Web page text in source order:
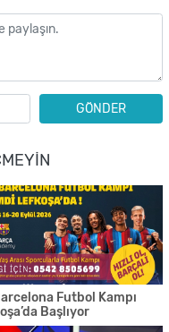
GÖNDER
Futbol Kampı
Başlıyor